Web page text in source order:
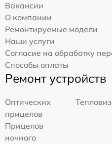
Вакансии
О компании
Ремонтируемые модели
Наши услуги
Согласие на обработку
Способы оплаты
Ремонт устройств
Оптических
прицелов
Прицелов
ночного